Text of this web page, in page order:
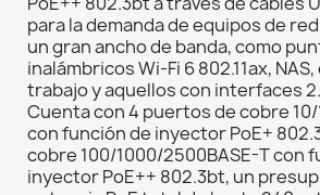
para la demanda de equipos de
un gran ancho de banda, como
inalámbricos Wi-Fi 6 802.11ax,
trabajo y aquellos con interfaces
Cuenta con 4 puertos de cobre
con función de inyector PoE+
cobre 100/1000/2500BASE-T con
inyector PoE++ 802.3bt, un